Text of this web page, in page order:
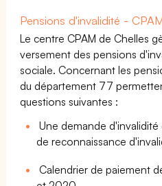
Pensions d'invalidité -
Le centre CPAM de Chelles
versement des pensions
sociale. Concernant les
du département 77
questions suivantes :
Une demande
de reconnaissance
Calendrier de paiement